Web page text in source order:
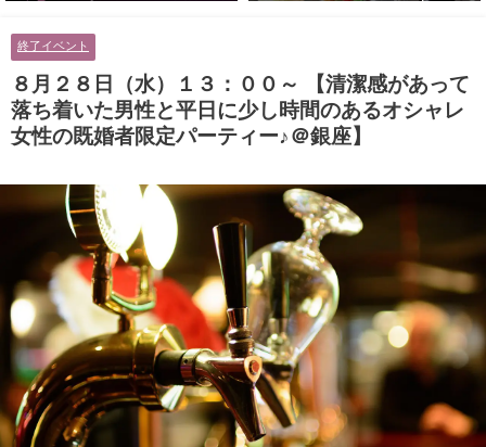
男性とオシャレ好きで落ち着いた
大人女性の既婚者限定ビッグパー
ティー♪＠茶屋町】
女性の既婚者限定ビッグパーティ
ー♪＠池袋】
終了イベント
８月２８日（水）１３：００～ 【清潔感があって
落ち着いた男性と平日に少し時間のあるオシャレ
女性の既婚者限定パーティー♪＠銀座】